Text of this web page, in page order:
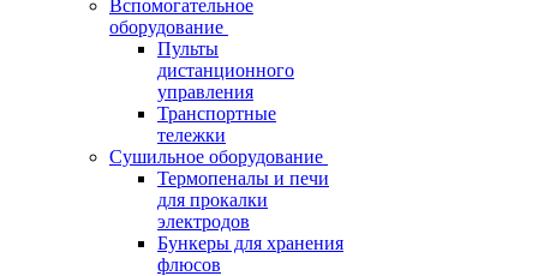
Вспомогательное
оборудование
Пульты
дистанционного
управления
Транспортные
тележки
Сушильное оборудование
Термопеналы и печи
для прокалки
электродов
Бункеры для хранения
флюсов